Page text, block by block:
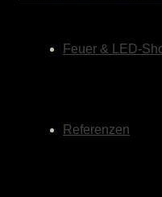
Feuer & LED-
Referenzen